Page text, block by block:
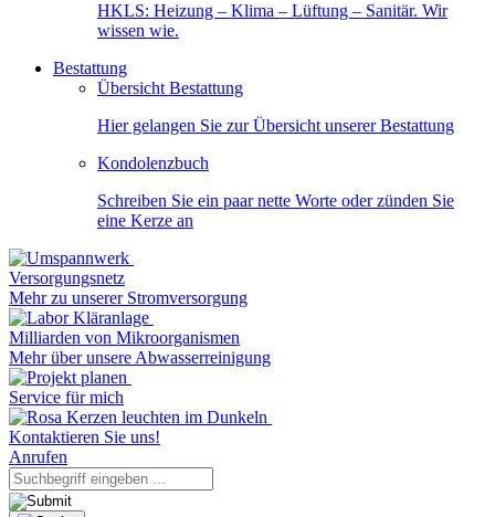
HKLS: Heizung – Klima – Lüftung – Sanitär. Wir
wissen wie.
Bestattung
Übersicht Bestattung
Hier gelangen Sie zur Übersicht unserer Bestattung
Kondolenzbuch
Schreiben Sie ein paar nette Worte oder zünden Sie
eine Kerze an
Versorgungsnetz
Mehr zu unserer Stromversorgung
Milliarden von Mikroorganismen
Mehr über unsere Abwasserreinigung
Service für mich
Kontaktieren Sie uns!
Anrufen